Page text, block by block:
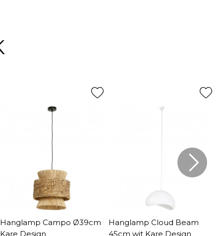
Hanglamp Campo Ø39cm
Kare Design
Hanglamp Cloud Beam
45cm wit Kare Design